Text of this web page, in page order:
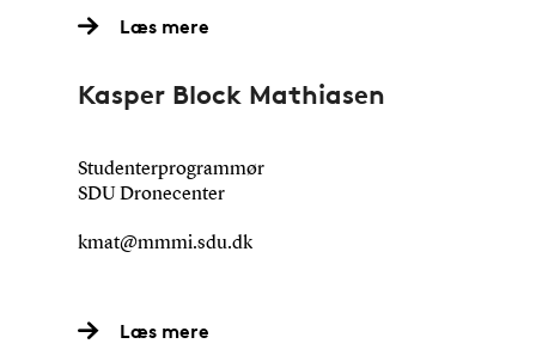
Læs mere
Kasper Block Mathiasen
Studenterprogrammør
SDU Dronecenter
kmat@mmmi.sdu.dk
Læs mere